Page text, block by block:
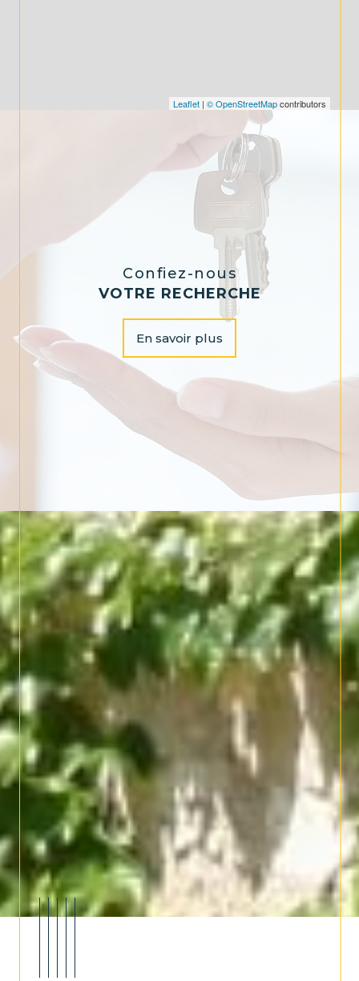
Leaflet | © OpenStreetMapcontributors
Confiez-nous
VOTRE RECHERCHE
En savoir plus